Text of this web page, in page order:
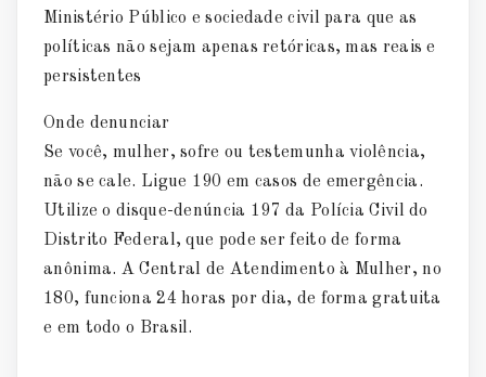
Ministério Público e sociedade civil para que as
políticas não sejam apenas retóricas, mas reais e
persistentes
Onde denunciar
Se você, mulher, sofre ou testemunha violência,
não se cale. Ligue 190 em casos de emergência.
Utilize o disque-denúncia 197 da Polícia Civil do
Distrito Federal, que pode ser feito de forma
anônima. A Central de Atendimento à Mulher, no
180, funciona 24 horas por dia, de forma gratuita
e em todo o Brasil.